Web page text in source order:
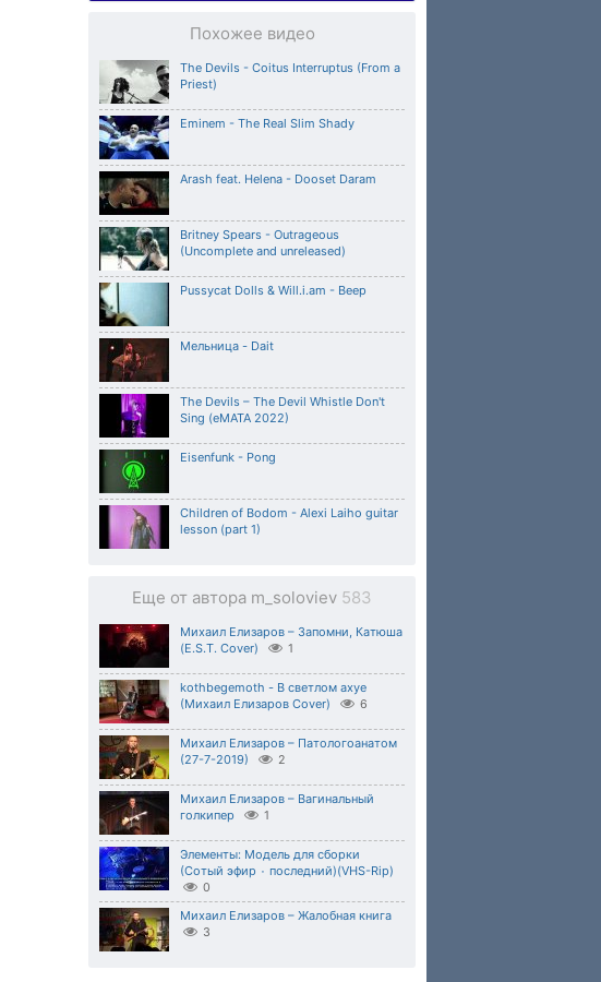
Похожее видео
The Devils - Coitus Interruptus (From a
Priest)
Eminem - The Real Slim Shady
Arash feat. Helena - Dooset Daram
Britney Spears - Outrageous
(Uncomplete and unreleased)
Pussycat Dolls & Will.i.am - Beep
Мельница - Dait
The Devils – The Devil Whistle Don't
Sing (eMATA 2022)
Eisenfunk - Pong
Children of Bodom - Alexi Laiho guitar
lesson (part 1)
Еще от автора m_soloviev 583
Михаил Елизаров – Запомни, Катюша
(E.S.T. Cover)
1
kothbegemoth - В светлом ахуе
(Михаил Елизаров Cover)
6
Михаил Елизаров – Патологоанатом
(27-7-2019)
2
Михаил Елизаров – Вагинальный
голкипер
1
Элементы: Модель для сборки
(Сотый эфир ٠ последний)(VHS-Rip)
0
Михаил Елизаров – Жалобная книга
3